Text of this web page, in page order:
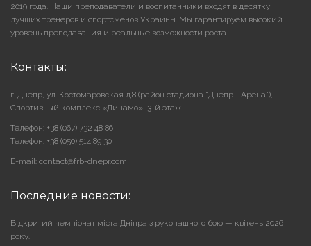
2019 года. Наши преподаватели и воспитанники входят в десятку
лучших тренеров и спортсменов Украины. Мы гарантируем высокий
уровень преподавания и реальные возможности роста.
Контакты:
г. Днепр, ул. Костомаровская д.8 (район стадиона "Днепр - Арена"),
Cпортивный комплекс «Динамо», 3-й этаж
Телефон: +38 (067) 732 48 86
Телефон: +38 (050) 514 89 30
E-mail: contact@frb-dnepr.com
Последние новости:
Відкритий чемпіонат міста Дніпра з рукопашного бою — квітень 2026
року.